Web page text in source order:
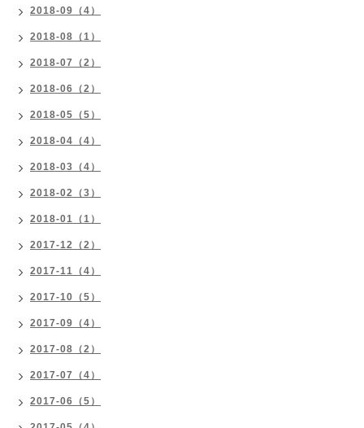
2018-09（4）
2018-08（1）
2018-07（2）
2018-06（2）
2018-05（5）
2018-04（4）
2018-03（4）
2018-02（3）
2018-01（1）
2017-12（2）
2017-11（4）
2017-10（5）
2017-09（4）
2017-08（2）
2017-07（4）
2017-06（5）